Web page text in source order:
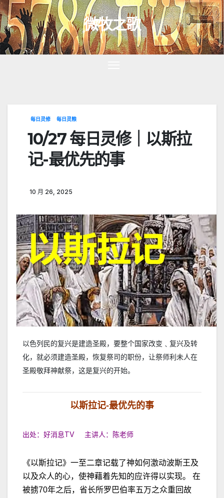
跳
至
内
容
微牧之歌
每日灵修 每日灵粮
10/27 每日灵修｜以斯拉
记-最优先的事
10 月 26, 2025
以色列民的复兴是建造圣殿，要整个国家改变﹑复兴及转
化，就必须建造圣殿，恢复祭司的职份，让祭师利未人在
圣殿敬拜神献祭，这是复兴的开始。
以斯拉记-最优先的事
出处：好消息TV 主讲人：陈老师
《以斯拉记》一至二章记载了神如何激动波斯王及
以及众人的心，使神藉着先知的应许得以实现。 在
被掳70年之后，省长所罗巴伯率五万之众重回故